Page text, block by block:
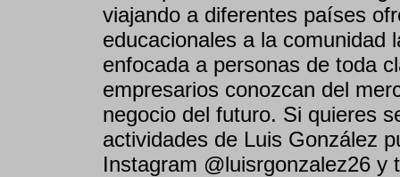
viajando a diferentes países
educacionales a la comunidad
enfocada a personas de toda
empresarios conozcan del
negocio del futuro. Si quieres
actividades de Luis González
Instagram @luisrgonzalez26 y